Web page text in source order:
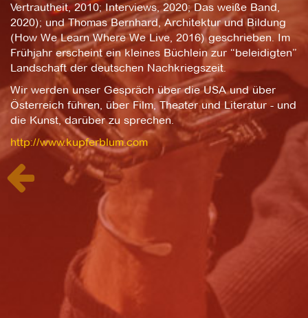
Vertrautheit, 2010; Interviews, 2020; Das weiße Band,
2020); und Thomas Bernhard, Architektur und Bildung
(How We Learn Where We Live, 2016) geschrieben. Im
Frühjahr erscheint ein kleines Büchlein zur “beleidigten”
Landschaft der deutschen Nachkriegszeit.
Wir werden unser Gespräch über die USA und über
Österreich führen, über Film, Theater und Literatur - und
die Kunst, darüber zu sprechen.
http://www.kupferblum.com